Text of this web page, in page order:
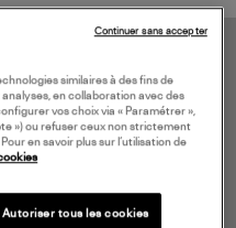
similaires à des fins de
en collaboration avec des
vos choix via « Paramétrer »,
») ou refuser ceux non strictement
en savoir plus sur l’utilisation de
Autoriser tous les cookies
Continuer sans accepter